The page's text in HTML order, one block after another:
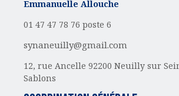
Emmanuelle Allouche
01 47 47 78 76 poste 6
synaneuilly@gmail.com
12, rue Ancelle 92200 Neuilly sur
Sablons